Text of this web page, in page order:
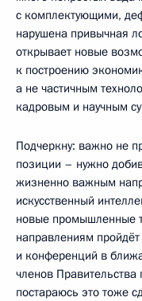
с комплектующими,
нарушена привычная
открывает новые
к построению
а не частичным
кадровым и научным
Подчеркну: важно не
позиции – нужно
жизненно важным
искусственный
новые промышленные
направлениям
и конференций в
членов Правительства
постараюсь это тоже